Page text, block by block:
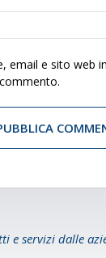
email e sito web
e servizi dalle